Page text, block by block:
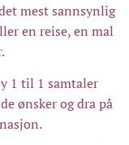
mest sannsynlig
en reise, en mal
1 til 1 samtaler
ønsker og dra på